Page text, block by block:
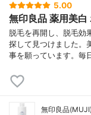
5.00
無印良品 薬用美
脱毛を再開し、脱毛効
探して見つけました。
事を願っています。毎
無印良品(MUJI)